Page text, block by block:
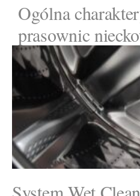
Ogólna
prasownic